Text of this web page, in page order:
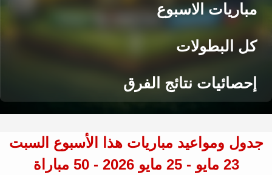
مباريات الاسبوع
كل البطولات
إحصائيات نتائج الفرق
جدول ومواعيد مباريات هذا الأسبوع السبت
23 مايو - 25 مايو 2026 - 50 مباراة